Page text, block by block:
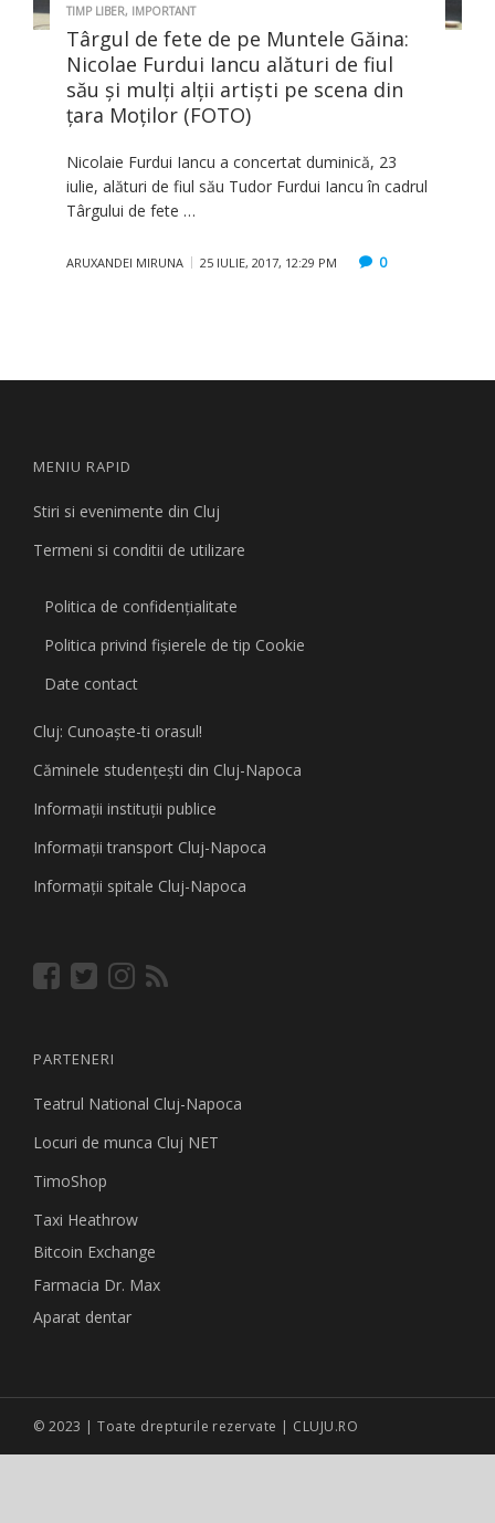
TIMP LIBER, IMPORTANT
Târgul de fete de pe Muntele Găina:
Nicolae Furdui Iancu alături de fiul
său și mulți alții artiști pe scena din
țara Moților (FOTO)
Nicolaie Furdui Iancu a concertat duminică, 23
iulie, alături de fiul său Tudor Furdui Iancu în cadrul
Târgului de fete …
ARUXANDEI MIRUNA 25 IULIE, 2017, 12:29 PM 0
MENIU RAPID
Stiri si evenimente din Cluj
Termeni si conditii de utilizare
Politica de confidențialitate
Politica privind fişierele de tip Cookie
Date contact
Cluj: Cunoaşte-ti orasul!
Căminele studenţeşti din Cluj-Napoca
Informaţii instituţii publice
Informaţii transport Cluj-Napoca
Informaţii spitale Cluj-Napoca
PARTENERI
Teatrul National Cluj-Napoca
Locuri de munca Cluj NET
TimoShop
Taxi Heathrow
Bitcoin Exchange
Farmacia Dr. Max
Aparat dentar
© 2023 | Toate drepturile rezervate | CLUJU.RO